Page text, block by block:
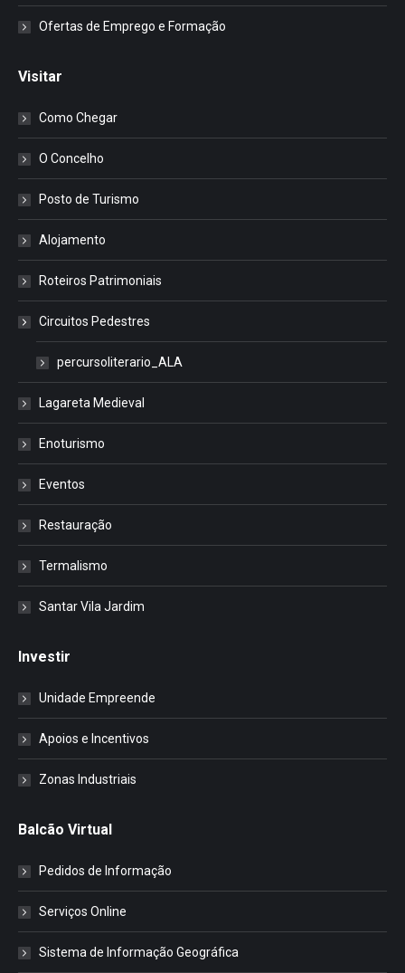
Ofertas de Emprego e Formação
Visitar
Como Chegar
O Concelho
Posto de Turismo
Alojamento
Roteiros Patrimoniais
Circuitos Pedestres
percursoliterario_ALA
Lagareta Medieval
Enoturismo
Eventos
Restauração
Termalismo
Santar Vila Jardim
Investir
Unidade Empreende
Apoios e Incentivos
Zonas Industriais
Balcão Virtual
Pedidos de Informação
Serviços Online
Sistema de Informação Geográfica